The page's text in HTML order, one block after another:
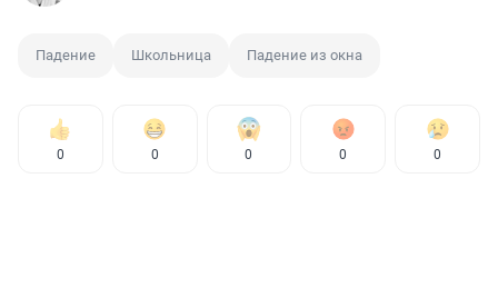
Падение Школьница Падение из окна
0 0 0 0 0